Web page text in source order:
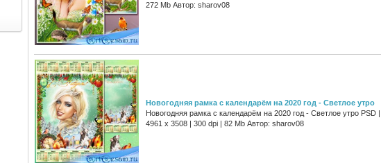
272 Mb Автор: sharov08
Новогодняя рамка с календарём на 2020 год - Светлое утро
Новогодняя рамка с календарём на 2020 год - Светлое утро PSD |
4961 х 3508 | 300 dpi | 82 Mb Автор: sharov08